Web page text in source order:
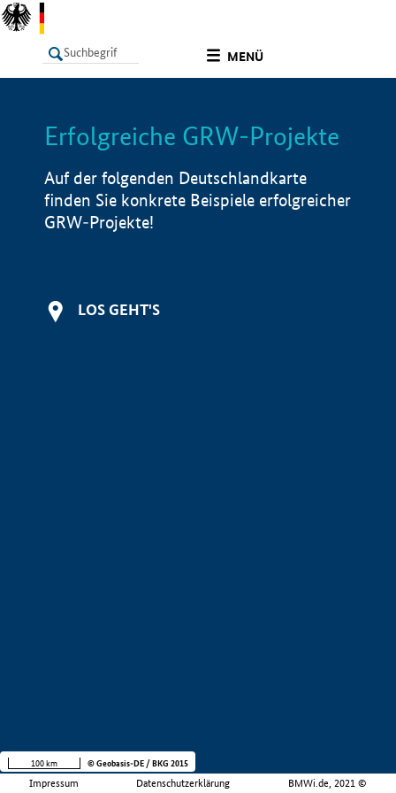
MENÜ
LISTE Info
Erfolgreiche GRW-Projekte
Auf der folgenden Deutschlandkarte
finden Sie konkrete Beispiele erfolgreicher
GRW-Projekte!
LOS GEHT'S
Impressum Datenschutzerklärung BMWi.de, 2021 ©
100 km © Geobasis-DE / BKG 2015